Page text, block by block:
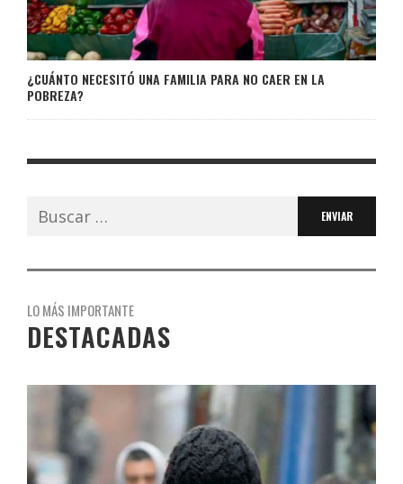
¿CUÁNTO NECESITÓ UNA FAMILIA PARA NO CAER EN LA
POBREZA?
Buscar:
LO MÁS IMPORTANTE
DESTACADAS